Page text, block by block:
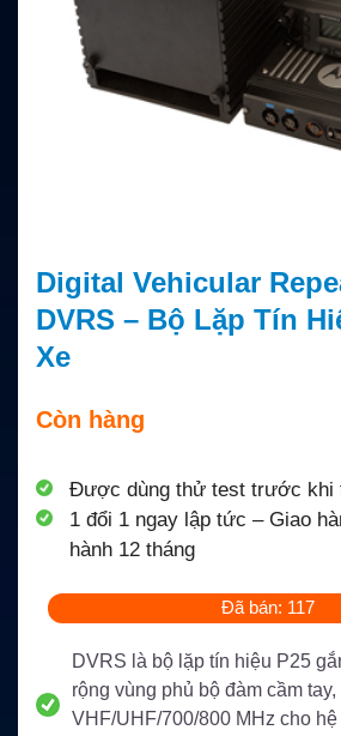
Digital Vehicular
DVRS – Bộ Lặp Tín
Xe
Còn hàng
Được dùng thử test trước khi
1 đổi 1 ngay lập tức – Giao
hành 12 tháng
Đã bán: 117
DVRS là bộ lặp tín hiệu P25
rộng vùng phủ bộ đàm cầm
VHF/UHF/700/800 MHz cho